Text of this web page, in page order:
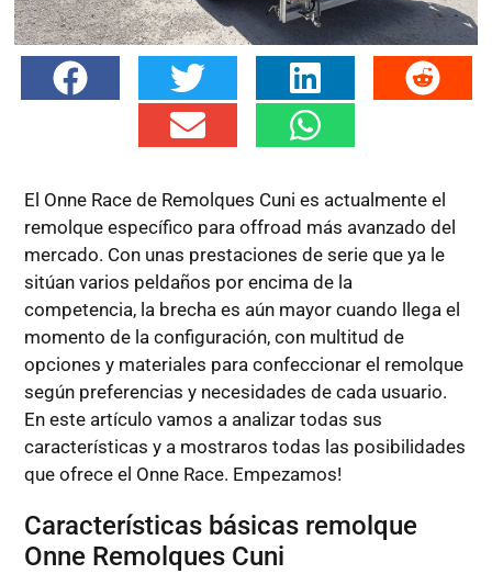
El Onne Race de Remolques Cuni es actualmente el
remolque específico para offroad más avanzado del
mercado. Con unas prestaciones de serie que ya le
sitúan varios peldaños por encima de la
competencia, la brecha es aún mayor cuando llega el
momento de la configuración, con multitud de
opciones y materiales para confeccionar el remolque
según preferencias y necesidades de cada usuario.
En este artículo vamos a analizar todas sus
características y a mostraros todas las posibilidades
que ofrece el Onne Race. Empezamos!
Características básicas remolque
Onne Remolques Cuni